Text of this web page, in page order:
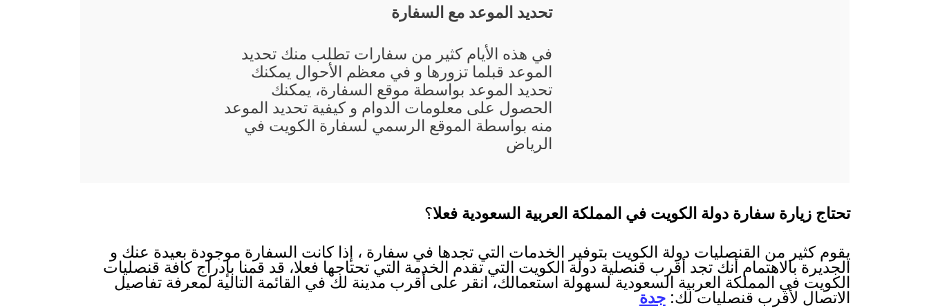
تحديد الموعد مع السفارة
في هذه الأيام كثير من سفارات تطلب منك تحديد
الموعد قبلما تزورها و في معظم الأحوال يمكنك
تحديد الموعد بواسطة موقع السفارة، يمكنك
الحصول على معلومات الدوام و كيفية تحديد الموعد
منه بواسطة الموقع الرسمي لسفارة الكويت في
الرياض
تحتاج زيارة سفارة دولة الكويت في المملكة العربية السعودية فعلا؟
يقوم كثير من القنصليات دولة الكويت بتوفير الخدمات التي تجدها في سفارة ، إذا كانت السفارة موجودة بعيدة عنك و
الجديرة بالاهتمام أنك تجد أقرب قنصلية دولة الكويت التي تقدم الخدمة التي تحتاجها فعلا، قد قمنا بإدراج كافة قنصليات
الكويت في المملكة العربية السعودية لسهولة استعمالك، انقر على أقرب مدينة لك في القائمة التالية لمعرفة تفاصيل
الاتصال لأقرب قنصليات لك:جدة